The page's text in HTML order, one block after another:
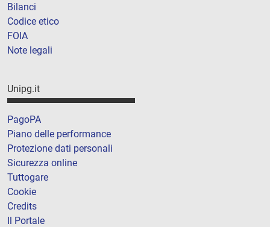
Bilanci
Codice etico
FOIA
Note legali
Unipg.it
PagoPA
Piano delle performance
Protezione dati personali
Sicurezza online
Tuttogare
Cookie
Credits
Il Portale